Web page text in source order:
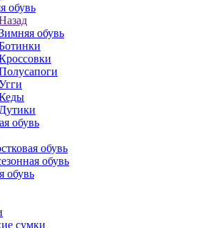
обувь
обувь
Дутики
обувь
обувь
обувь
обувь
сумки